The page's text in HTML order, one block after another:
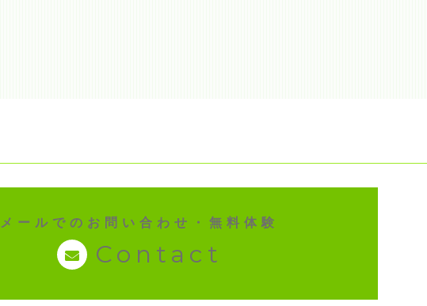
メールでのお問い合わせ・無料体験
Contact